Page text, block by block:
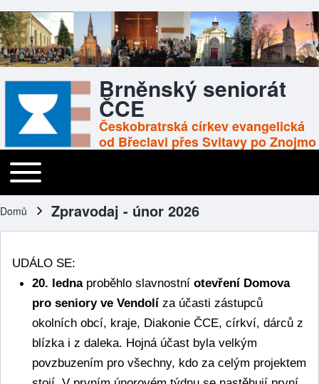
Brněnský seniorát
ČCE
Českobratrská církev evangelická
od Břeclavi přes Svitavy po Znojmo
Main navigation
Toggle main menu
Drobečková navigace
Domů Zpravodaj - únor 2026
UDÁLO SE:
20. ledna proběhlo slavnostní otevření Domova
pro seniory ve Vendolí za účasti zástupců
okolních obcí, kraje, Diakonie ČCE, církví, dárců z
blízka i z daleka. Hojná účast byla velkým
povzbuzením pro všechny, kdo za celým projektem